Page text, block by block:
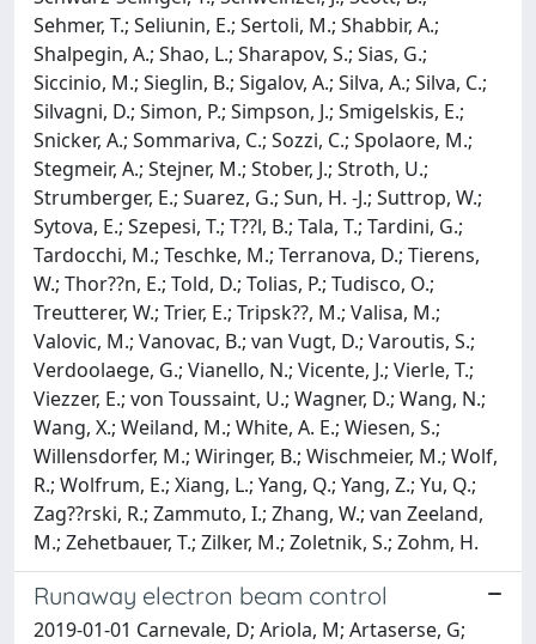
Sehmer, T.; Seliunin, E.; Sertoli, M.; Shabbir, A.;
Shalpegin, A.; Shao, L.; Sharapov, S.; Sias, G.;
Siccinio, M.; Sieglin, B.; Sigalov, A.; Silva, A.; Silva, C.;
Silvagni, D.; Simon, P.; Simpson, J.; Smigelskis, E.;
Snicker, A.; Sommariva, C.; Sozzi, C.; Spolaore, M.;
Stegmeir, A.; Stejner, M.; Stober, J.; Stroth, U.;
Strumberger, E.; Suarez, G.; Sun, H. -J.; Suttrop, W.;
Sytova, E.; Szepesi, T.; T??l, B.; Tala, T.; Tardini, G.;
Tardocchi, M.; Teschke, M.; Terranova, D.; Tierens,
W.; Thor??n, E.; Told, D.; Tolias, P.; Tudisco, O.;
Treutterer, W.; Trier, E.; Tripsk??, M.; Valisa, M.;
Valovic, M.; Vanovac, B.; van Vugt, D.; Varoutis, S.;
Verdoolaege, G.; Vianello, N.; Vicente, J.; Vierle, T.;
Viezzer, E.; von Toussaint, U.; Wagner, D.; Wang, N.;
Wang, X.; Weiland, M.; White, A. E.; Wiesen, S.;
Willensdorfer, M.; Wiringer, B.; Wischmeier, M.; Wolf,
R.; Wolfrum, E.; Xiang, L.; Yang, Q.; Yang, Z.; Yu, Q.;
Zag??rski, R.; Zammuto, I.; Zhang, W.; van Zeeland,
M.; Zehetbauer, T.; Zilker, M.; Zoletnik, S.; Zohm, H.
Runaway electron beam control
2019-01-01 Carnevale, D; Ariola, M; Artaserse, G;